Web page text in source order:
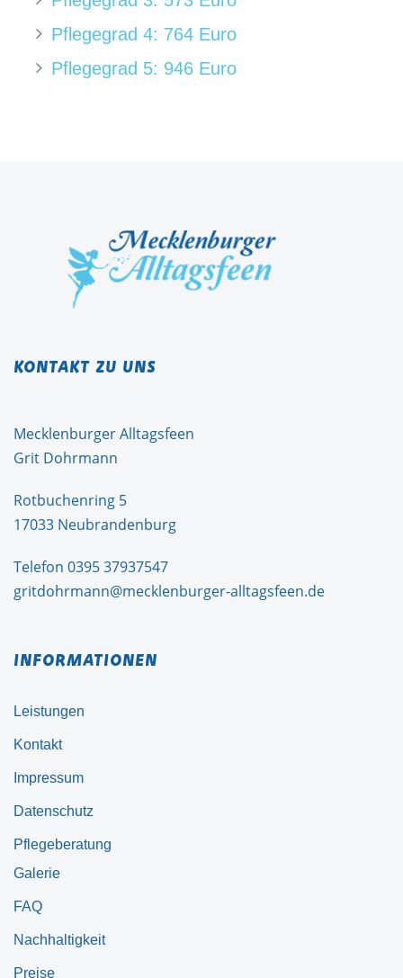
Pflegegrad 4: 764 Euro
Pflegegrad 5: 946 Euro
KONTAKT ZU UNS
Mecklenburger Alltagsfeen
Grit Dohrmann
Rotbuchenring 5
17033 Neubrandenburg
Telefon 0395 37937547
gritdohrmann@mecklenburger-alltagsfeen.de
INFORMATIONEN
Leistungen
Kontakt
Impressum
Datenschutz
Pflegeberatung
Galerie
FAQ
Nachhaltigkeit
Preise